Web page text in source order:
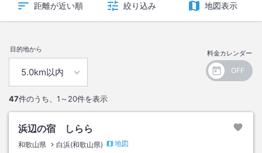
距離が近い順 絞り込み 地図表示
目的地から 料金カレンダー
47件のうち、 1～20件を表示
浜辺の宿 しらら
和歌山県 白浜(和歌山県)
地図